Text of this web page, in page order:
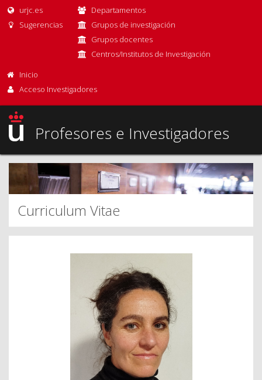
urjc.es
Sugerencias
Departamentos
Grupos de investigación
Grupos docentes
Centros/Institutos de Investigación
Inicio
Acceso Investigadores
Profesores e Investigadores
Curriculum Vitae